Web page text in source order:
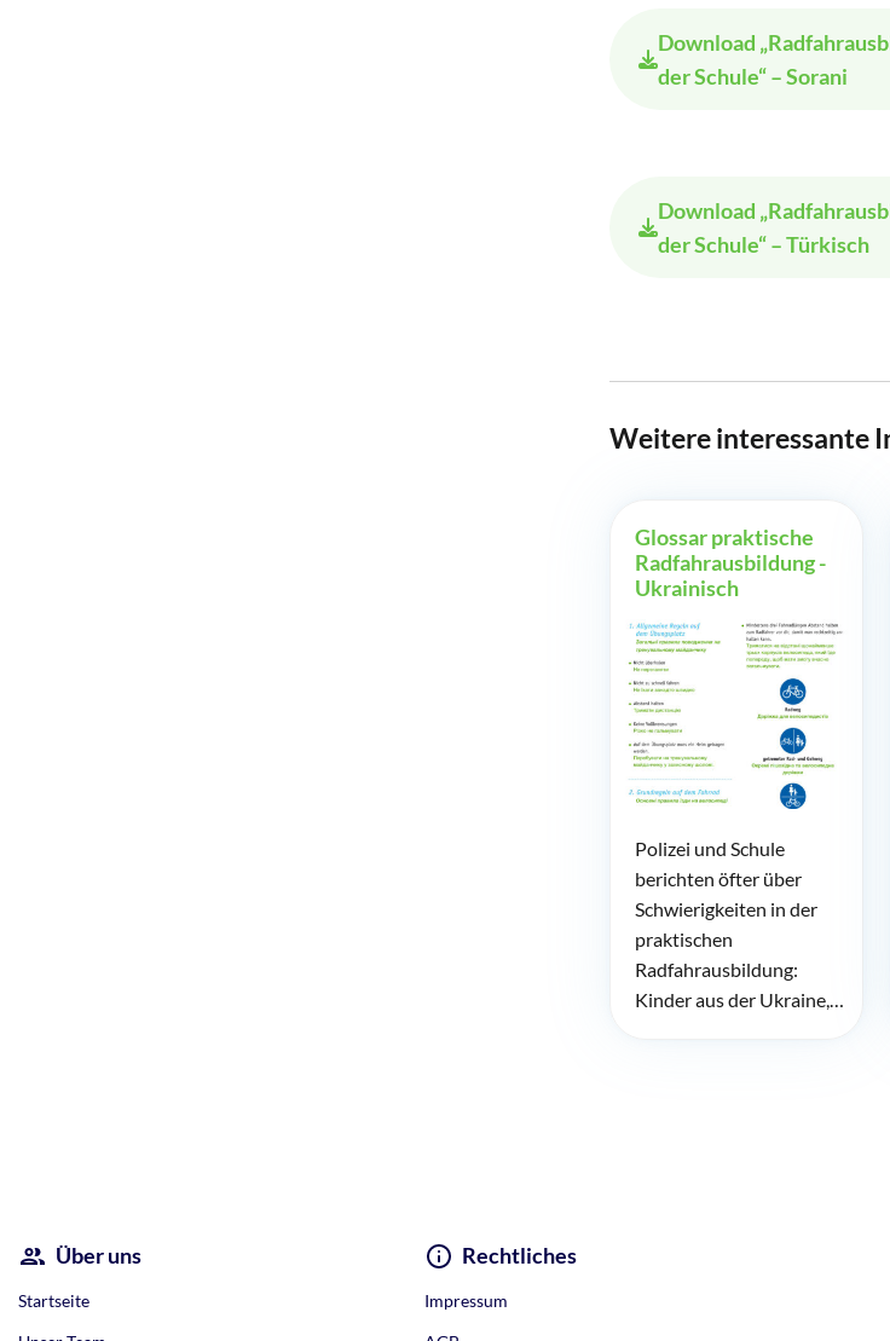
Download
der Schule“ – Sorani
Download
der Schule“ – Türkisch
Weitere interessante
Glossar praktische
Radfahrausbildung -
Ukrainisch
Polizei und Schule
berichten öfter über
Schwierigkeiten in der
praktischen
Radfahrausbildung:
Kinder aus der Ukraine,…
Über uns
Startseite
Rechtliches
Impressum